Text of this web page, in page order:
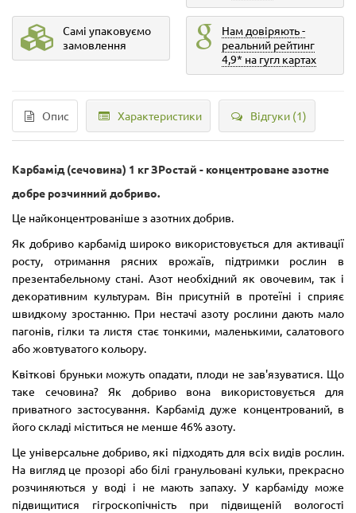
Самі упаковуємо
замовлення
Нам довіряють -
реальний рейтинг
4,9* на гугл картах
Опис Характеристики Відгуки (1)
Карбамід (сечовина) 1 кг ЗРостай - концентроване азотне
добре розчинний добриво.
Це найконцентрованіше з азотних добрив.
Як добриво карбамід широко використовується для активації
росту, отримання рясних врожаїв, підтримки рослин в
презентабельному стані. Азот необхідний як овочевим, так і
декоративним культурам. Він присутній в протеїні і сприяє
швидкому зростанню. При нестачі азоту рослини дають мало
пагонів, гілки та листя стає тонкими, маленькими, салатового
або жовтуватого кольору.
Квіткові бруньки можуть опадати, плоди не зав'язуватися. Що
таке сечовина? Як добриво вона використовується для
приватного застосування. Карбамід дуже концентрований, в
його складі міститься не менше 46% азоту.
Це універсальне добриво, які підходять для всіх видів рослин.
На вигляд це прозорі або білі гранульовані кульки, прекрасно
розчиняються у воді і не мають запаху. У карбаміду може
підвищитися гігроскопічність при підвищеній вологості